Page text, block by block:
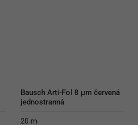
Bausch Arti-Fol 8 µm červená
jednostranná
20 m